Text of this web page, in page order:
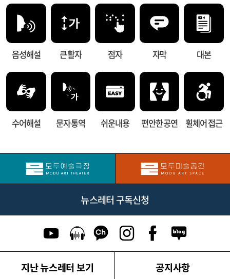
음성해설 큰 활자 점자 자막 대본
수어해설 문자 통역 쉬운내용 편안한 공연 휠체어 접근
뉴스레터 구독신청
지난 뉴스레터 보기
카카오톡 채널 이동
유튜브 이동팟캐스트 이동 네이버블로
페이스북 이동
인스타그램 이동
공지사항